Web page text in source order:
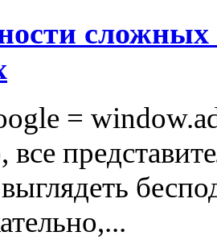
=
все